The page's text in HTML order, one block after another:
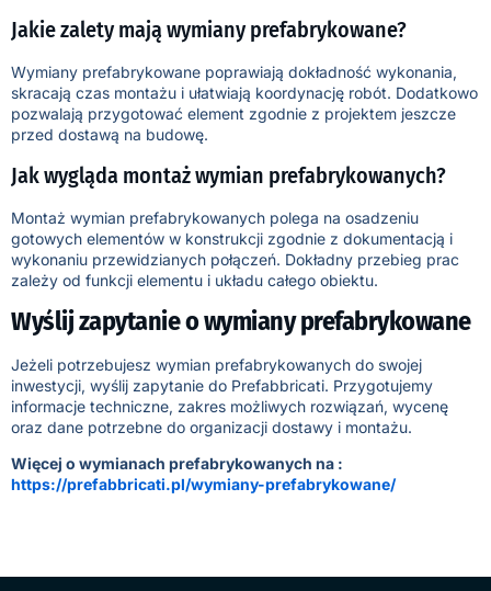
Jakie zalety mają wymiany prefabrykowane?
Wymiany prefabrykowane poprawiają dokładność wykonania,
skracają czas montażu i ułatwiają koordynację robót. Dodatkowo
pozwalają przygotować element zgodnie z projektem jeszcze
przed dostawą na budowę.
Jak wygląda montaż wymian prefabrykowanych?
Montaż wymian prefabrykowanych polega na osadzeniu
gotowych elementów w konstrukcji zgodnie z dokumentacją i
wykonaniu przewidzianych połączeń. Dokładny przebieg prac
zależy od funkcji elementu i układu całego obiektu.
Wyślij zapytanie o wymiany prefabrykowane
Jeżeli potrzebujesz wymian prefabrykowanych do swojej
inwestycji, wyślij zapytanie do Prefabbricati. Przygotujemy
informacje techniczne, zakres możliwych rozwiązań, wycenę
oraz dane potrzebne do organizacji dostawy i montażu.
Więcej o wymianach prefabrykowanych na :
https://prefabbricati.pl/wymiany-prefabrykowane/